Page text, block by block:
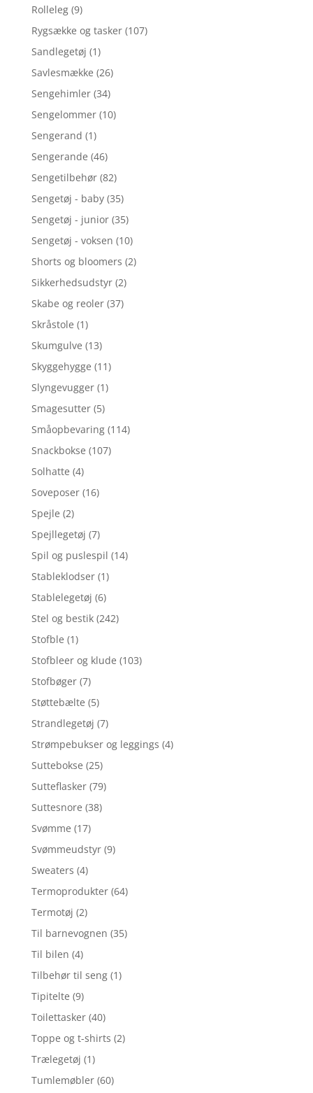
Rolleleg (9)
Rygsække og tasker (107)
Sandlegetøj (1)
Savlesmække (26)
Sengehimler (34)
Sengelommer (10)
Sengerand (1)
Sengerande (46)
Sengetilbehør (82)
Sengetøj - baby (35)
Sengetøj - junior (35)
Sengetøj - voksen (10)
Shorts og bloomers (2)
Sikkerhedsudstyr (2)
Skabe og reoler (37)
Skråstole (1)
Skumgulve (13)
Skyggehygge (11)
Slyngevugger (1)
Smagesutter (5)
Småopbevaring (114)
Snackbokse (107)
Solhatte (4)
Soveposer (16)
Spejle (2)
Spejllegetøj (7)
Spil og puslespil (14)
Stableklodser (1)
Stablelegetøj (6)
Stel og bestik (242)
Stofble (1)
Stofbleer og klude (103)
Stofbøger (7)
Støttebælte (5)
Strandlegetøj (7)
Strømpebukser og leggings (4)
Suttebokse (25)
Sutteflasker (79)
Suttesnore (38)
Svømme (17)
Svømmeudstyr (9)
Sweaters (4)
Termoprodukter (64)
Termotøj (2)
Til barnevognen (35)
Til bilen (4)
Tilbehør til seng (1)
Tipitelte (9)
Toilettasker (40)
Toppe og t-shirts (2)
Trælegetøj (1)
Tumlemøbler (60)